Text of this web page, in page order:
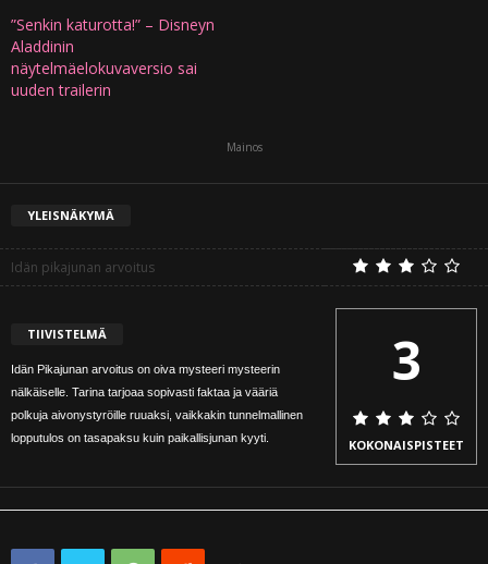
”Senkin katurotta!” – Disneyn
Aladdinin
näytelmäelokuvaversio sai
uuden trailerin
Mainos
YLEISNÄKYMÄ
Idän pikajunan arvoitus
TIIVISTELMÄ
Idän Pikajunan arvoitus on oiva mysteeri mysteerin
nälkäiselle. Tarina tarjoaa sopivasti faktaa ja vääriä
polkuja aivonystyröille ruuaksi, vaikkakin tunnelmallinen
lopputulos on tasapaksu kuin paikallisjunan kyyti.
3
KOKONAISPISTEET